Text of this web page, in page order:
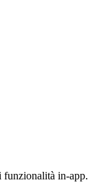
funzionalità in-app.